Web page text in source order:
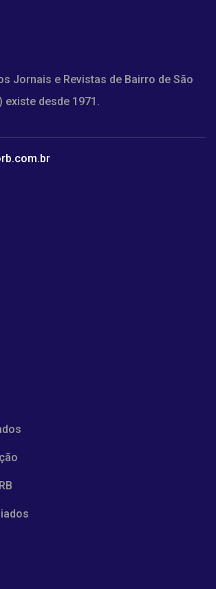
Jornais e Revistas de Bairro de São
existe desde 1971.